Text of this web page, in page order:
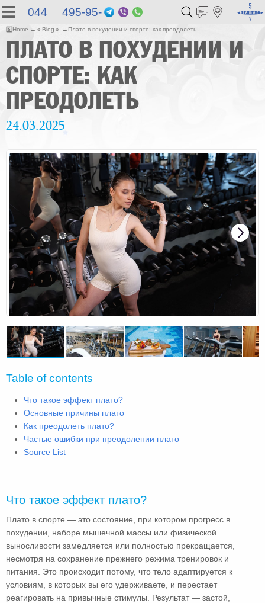
044 495-95-
Telegram
ViberWhatsApp
5️⃣Home 🔹 Blog 🔹 Плато в похудении и спорте: как преодолеть
ПЛАТО В ПОХУДЕНИИ И
СПОРТЕ: КАК
ПРЕОДОЛЕТЬ
24.03.2025
Table of contents
Что такое эффект плато?
Основные причины плато
Как преодолеть плато?
Частые ошибки при преодолении плато
Source List
Что такое эффект плато?
Плато в спорте — это состояние, при котором прогресс в
похудении, наборе мышечной массы или физической
выносливости замедляется или полностью прекращается,
несмотря на сохранение прежнего режима тренировок и
питания. Это происходит потому, что тело адаптируется к
условиям, в которых вы его удерживаете, и перестает
реагировать на привычные стимулы. Результат — застой,